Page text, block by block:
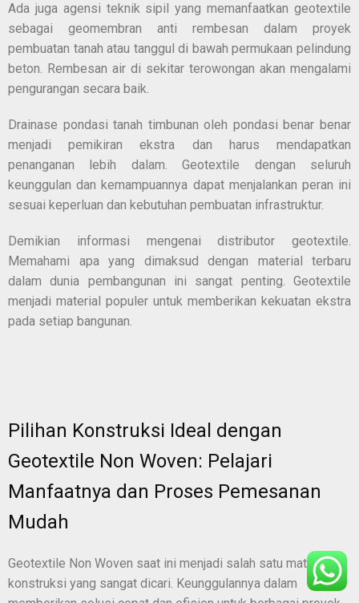
Ada juga agensi teknik sipil yang memanfaatkan geotextile
sebagai geomembran anti rembesan dalam proyek
pembuatan tanah atau tanggul di bawah permukaan pelindung
beton. Rembesan air di sekitar terowongan akan mengalami
pengurangan secara baik.
Drainase pondasi tanah timbunan oleh pondasi benar benar
menjadi pemikiran ekstra dan harus mendapatkan
penanganan lebih dalam. Geotextile dengan seluruh
keunggulan dan kemampuannya dapat menjalankan peran ini
sesuai keperluan dan kebutuhan pembuatan infrastruktur.
Demikian informasi mengenaidistributor geotextile.
Memahami apa yang dimaksud dengan material terbaru
dalam dunia pembangunan ini sangat penting. Geotextile
menjadi material populer untuk memberikan kekuatan ekstra
pada setiap bangunan.
Pilihan Konstruksi Ideal dengan
Geotextile Non Woven: Pelajari
Manfaatnya dan Proses Pemesanan
Mudah
Geotextile Non Woven saat ini menjadi salah satu material
konstruksi yang sangat dicari. Keunggulannya dalam